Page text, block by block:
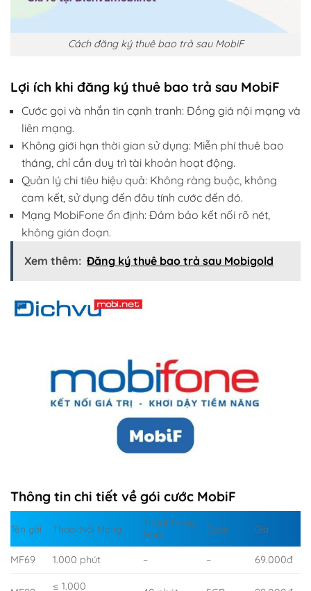
Cách đăng ký thuê bao trả sau MobiF
Lợi ích khi đăng ký thuê bao trả sau MobiF
Cước gọi và nhắn tin cạnh tranh: Đồng giá nội mạng và
liên mạng.
Không giới hạn thời gian sử dụng: Miễn phí thuê bao
tháng, chỉ cần duy trì tài khoản hoạt động.
Quản lý chi tiêu hiệu quả: Không ràng buộc, không
cam kết, sử dụng đến đâu tính cước đến đó.
Mạng MobiFone ổn định: Đảm bảo kết nối rõ nét,
không gián đoạn.
Xem thêm: Đăng ký thuê bao trả sau Mobigold
Thông tin chi tiết về gói cước MobiF
Tên gói Thoại Nội Mạng
Thoại Trong
Nước
Data Giá
MF69 1.000 phút – – 69.000đ
≤ 1.000